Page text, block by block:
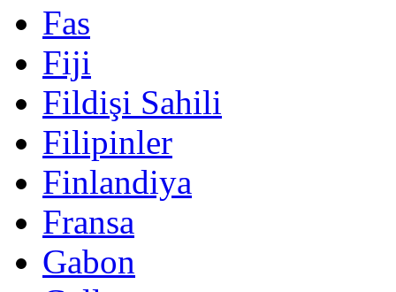
Fas
Fiji
Fildişi Sahili
Filipinler
Finlandiya
Fransa
Gabon